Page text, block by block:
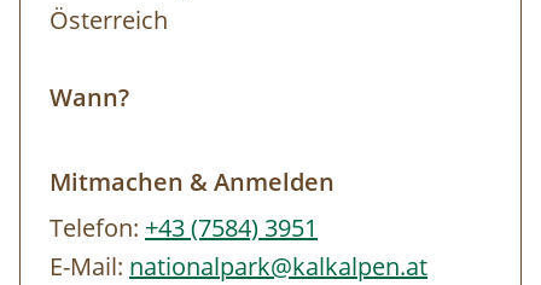
Österreich
Wann?
Mitmachen & Anmelden
Telefon: +43 (7584) 3951
E-Mail: nationalpark@kalkalpen.at